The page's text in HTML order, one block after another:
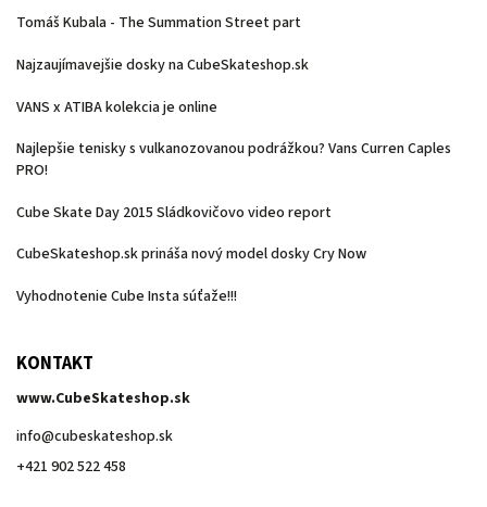
Tomáš Kubala - The Summation Street part
Najzaujímavejšie dosky na CubeSkateshop.sk
VANS x ATIBA kolekcia je online
Najlepšie tenisky s vulkanozovanou podrážkou? Vans Curren Caples
PRO!
Cube Skate Day 2015 Sládkovičovo video report
CubeSkateshop.sk prináša nový model dosky Cry Now
Vyhodnotenie Cube Insta súťaže!!!
KONTAKT
www.CubeSkateshop.sk
info@cubeskateshop.sk
+421 902 522 458